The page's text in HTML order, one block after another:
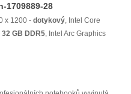
1709889-28
x 1200 - dotykový, Intel Core
32 GB DDR5, Intel Arc Graphics